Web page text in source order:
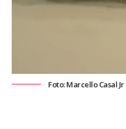
Foto: Marcello Casal Jr